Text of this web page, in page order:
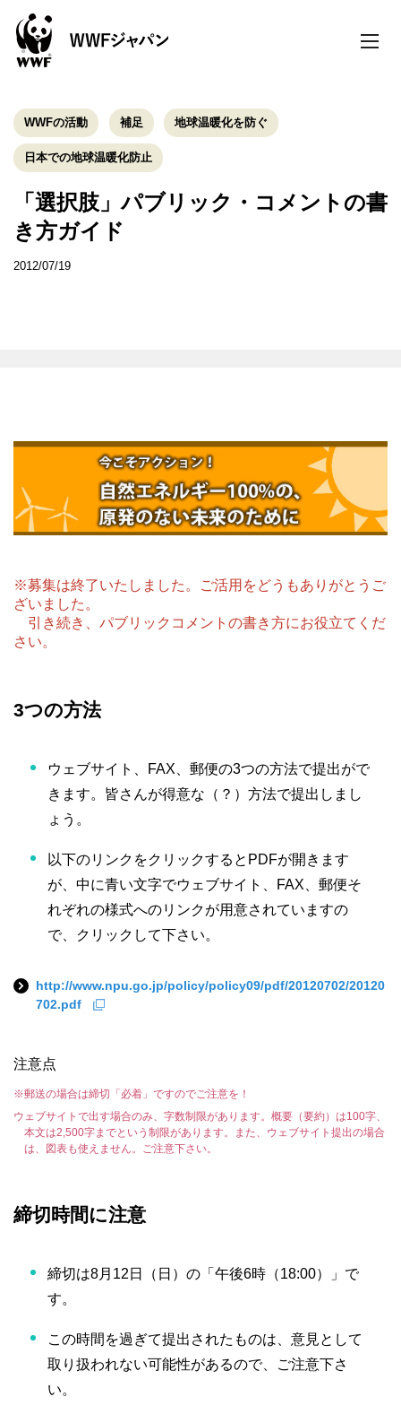
toggle
WWFの活動 補足 地球温暖化を防ぐ
日本での地球温暖化防止
「選択肢」パブリック・コメントの書
き方ガイド
2012/07/19
※募集は終了いたしました。ご活用をどうもありがとうご
ざいました。
引き続き、パブリックコメントの書き方にお役立てくだ
さい。
3つの方法
ウェブサイト、FAX、郵便の3つの方法で提出がで
きます。皆さんが得意な（？）方法で提出しまし
ょう。
以下のリンクをクリックするとPDFが開きます
が、中に青い文字でウェブサイト、FAX、郵便そ
れぞれの様式へのリンクが用意されていますの
で、クリックして下さい。
http://www.npu.go.jp/policy/policy09/pdf/20120702/20120
702.pdf
注意点
※郵送の場合は締切「必着」ですのでご注意を！
ウェブサイトで出す場合のみ、字数制限があります。概要（要約）は100字、
本文は2,500字までという制限があります。また、ウェブサイト提出の場合
は、図表も使えません。ご注意下さい。
締切時間に注意
締切は8月12日（日）の「午後6時（18:00）」で
す。
この時間を過ぎて提出されたものは、意見として
取り扱われない可能性があるので、ご注意下さ
い。